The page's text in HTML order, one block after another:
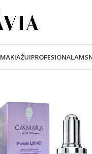
MAKIAŽUIPROFESIONALAMS